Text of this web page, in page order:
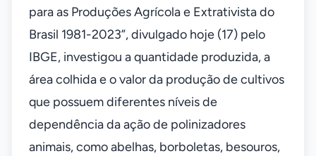
para as Produções Agrícola e Extrativista do
Brasil 1981-2023”, divulgado hoje (17) pelo
IBGE, investigou a quantidade produzida, a
área colhida e o valor da produção de cultivos
que possuem diferentes níveis de
dependência da ação de polinizadores
animais, como abelhas, borboletas, besouros,